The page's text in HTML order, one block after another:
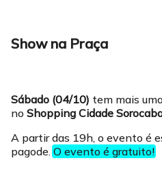
Show na Praça
Sábado (04/10) tem mais
no Shopping Cidade
A partir das 19h, o evento é
pagode. O evento é gratuito!